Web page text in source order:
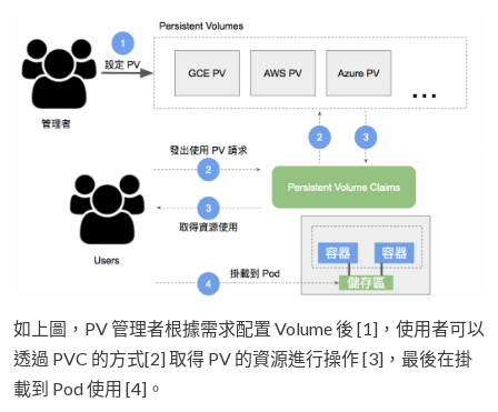
如上圖，PV 管理者根據需求配置 Volume 後 [1]，使用者可以
透過 PVC 的方式[2] 取得 PV 的資源進行操作 [3]，最後在掛
載到 Pod 使用 [4]。